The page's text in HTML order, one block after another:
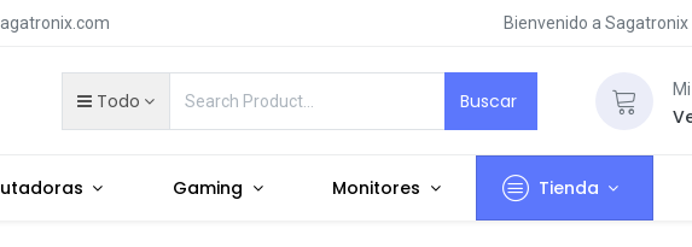
Bienvenido a Sagatronix
Todo Buscar
Gaming Monitores Tienda